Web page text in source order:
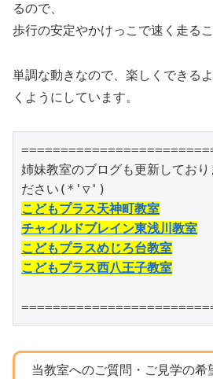
るので、
歩行の安定やかけっこで速く走る
単調な動きなので、楽しくできる
くようにしています。
姉妹教室のブログも更新しており
こどもプラス天神町教室
チャイルドブレイン東浅川教室
こどもプラスめじろ台教室
こどもプラス西八王子教室
当教室へのご質問・ご見学の希